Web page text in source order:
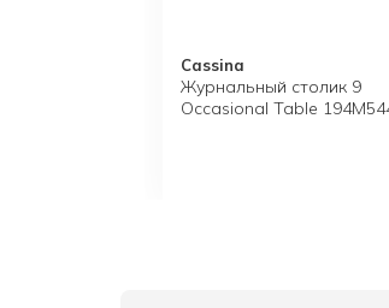
Cassina
Журнальный столик 9
Occasional Table